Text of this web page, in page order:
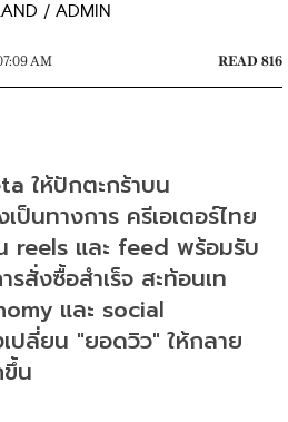
/ ADMIN
AM
READ 816
ให้ปักตะกร้าบน
ป็นทางการ ครีเอเตอร์ไทย
reels และ feed พร้อมรับ
สั่งซื้อสำเร็จ สะท้อนเท
และ social
ปลี่ยน "ยอดวิว" ให้กลาย
น